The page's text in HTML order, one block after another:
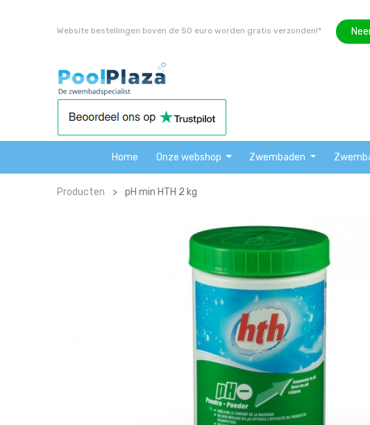
Website bestellingen boven de 50 euro worden gratis verzonden!*
Home Onze webshop Zwembaden
Producten pH min HTH 2 kg